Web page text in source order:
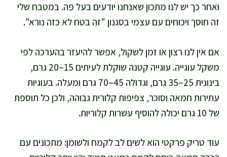
ואחר כך יש לנו מתכון שאנחנו יודעים בעל פה. במטבח שלי
זה חוסך ויכוחים עם עצמי בסגנון "זה בטח לא כזה נורא".
אם אין לנו רצון או זמן לשקול, אפשר להיעזר בהערכה לפי
משקל עוגייה. עוגייה קטנה שוקלת לעיתים 15–20 גרם,
בינונית 25–35 גרם, וגדולה 45–70 גרם ומעלה. בעוגיות
עתירות חמאה וסוכר, צפיפות קלורית גבוהה, ולכן כל תוספת
של 10 גרם יכולה להוסיף עשרות קלוריות.
עוד טריק פרקטי הוא לשים לב לקמח ולשומן: מתכונים עם